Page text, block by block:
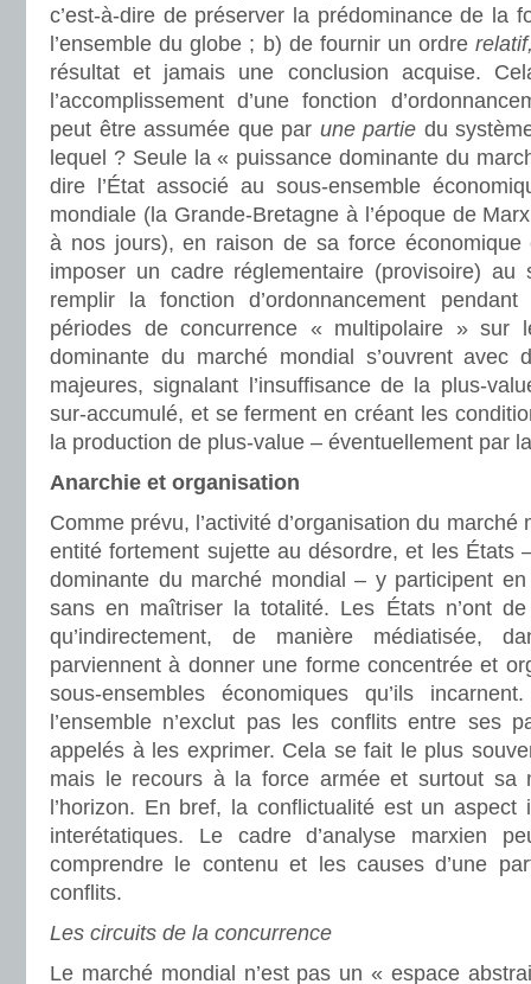
c’est-à-dire de préserver la prédominance de la
l’ensemble du globe ; b) de fournir un ordre
résultat et jamais une conclusion acquise.
l’accomplissement d’une fonction
peut être assumée que par une partie du
lequel ? Seule la « puissance dominante du
dire l’État associé au sous-ensemble
mondiale (la Grande-Bretagne à l’époque de
à nos jours), en raison de sa force économique
imposer un cadre réglementaire (provisoire) au
remplir la fonction d’ordonnancement
périodes de concurrence « multipolaire » sur
dominante du marché mondial s’ouvrent avec
majeures, signalant l’insuffisance de la plus-
sur-accumulé, et se ferment en créant les
la production de plus-value – éventuellement par
Anarchie et organisation
Comme prévu, l’activité d’organisation du marché
entité fortement sujette au désordre, et les États
dominante du marché mondial – y participent en
sans en maîtriser la totalité. Les États n’ont
qu’indirectement, de manière médiatisée,
parviennent à donner une forme concentrée et
sous-ensembles économiques qu’ils
l’ensemble n’exclut pas les conflits entre ses
appelés à les exprimer. Cela se fait le plus
mais le recours à la force armée et surtout sa
l’horizon. En bref, la conflictualité est un aspect
interétatiques. Le cadre d’analyse marxien
comprendre le contenu et les causes d’une
conflits.
Les circuits de la concurrence
Le marché mondial n’est pas un « espace